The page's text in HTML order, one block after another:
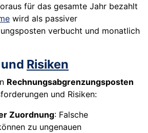
für das gesamte Jahr bezahlt
wird als passiver
verbucht und monatlich
Risiken
Rechnungsabgrenzungsposten
und Risiken:
Zuordnung: Falsche
zu ungenauen